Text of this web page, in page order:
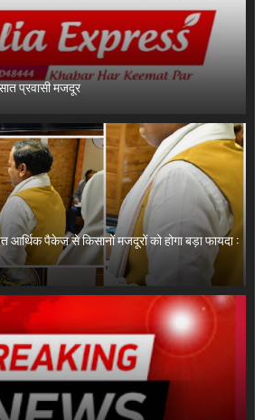
प्रवासी मजदूर
आर्थिक पैकेज से किसानों मजदूरों को होगा बड़ा फायदा :